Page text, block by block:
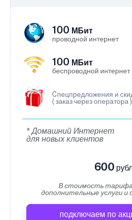
100 МБит
проводной интернет
100 МБит
беспроводной интернет
Cпецпредложения и
( заказ через оператора )
* Домашний Интернет
для новых клиентов
600
В стоимость
дополнительные услуги и
подключаем по